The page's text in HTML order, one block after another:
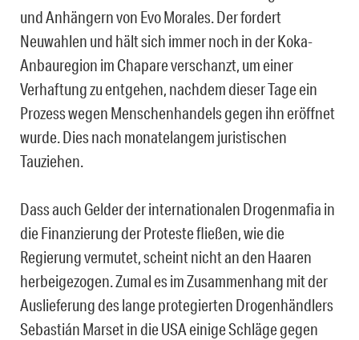
und Anhängern von Evo Morales. Der fordert
Neuwahlen und hält sich immer noch in der Koka-
Anbauregion im Chapare verschanzt, um einer
Verhaftung zu entgehen, nachdem dieser Tage ein
Prozess wegen Menschenhandels gegen ihn eröffnet
wurde. Dies nach monatelangem juristischen
Tauziehen.
Dass auch Gelder der internationalen Drogenmafia in
die Finanzierung der Proteste fließen, wie die
Regierung vermutet, scheint nicht an den Haaren
herbeigezogen. Zumal es im Zusammenhang mit der
Auslieferung des lange protegierten Drogenhändlers
Sebastián Marset in die USA einige Schläge gegen